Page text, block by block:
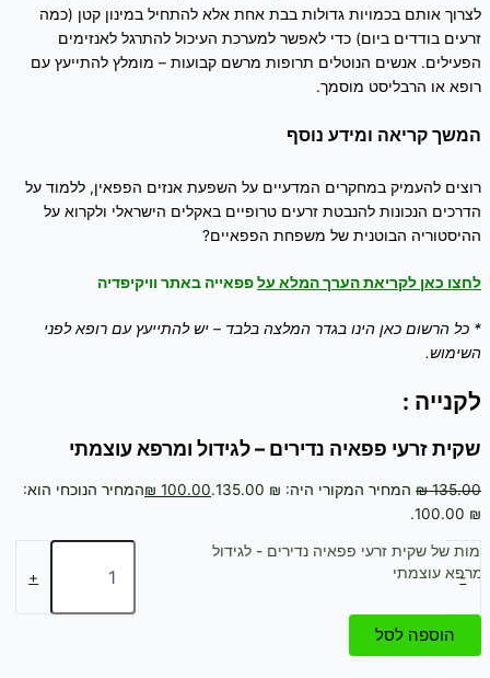
לצרוך אותם בכמויות גדולות בבת אחת אלא להתחיל במינון קטן (כמה
זרעים בודדים ביום) כדי לאפשר למערכת העיכול להתרגל לאנזימים
הפעילים. אנשים הנוטלים תרופות מרשם קבועות – מומלץ להתייעץ עם
רופא או הרבליסט מוסמך.
המשך קריאה ומידע נוסף
רוצים להעמיק במחקרים המדעיים על השפעת אנזים הפפאין, ללמוד על
הדרכים הנכונות להנבטת זרעים טרופיים באקלים הישראלי ולקרוא על
ההיסטוריה הבוטנית של משפחת הפפאיים?
לחצו כאן לקריאת הערך המלא עלפפאייה באתר וויקיפדיה
* כל הרשום כאן הינו בגדר המלצה בלבד – יש להתייעץ עם רופא לפני
השימוש.
לקנייה :
שקית זרעי פפאיה נדירים – לגידול ומרפא עוצמתי
₪135.00 המחיר המקורי היה: ₪ 135.00. ₪ 100.00
המחיר הנוכחי הוא:
₪ 100.00.
-
כמות של שקית זרעי פפאיה נדירים - לגידול
ומרפא עוצמתי
+
הוספה לסל